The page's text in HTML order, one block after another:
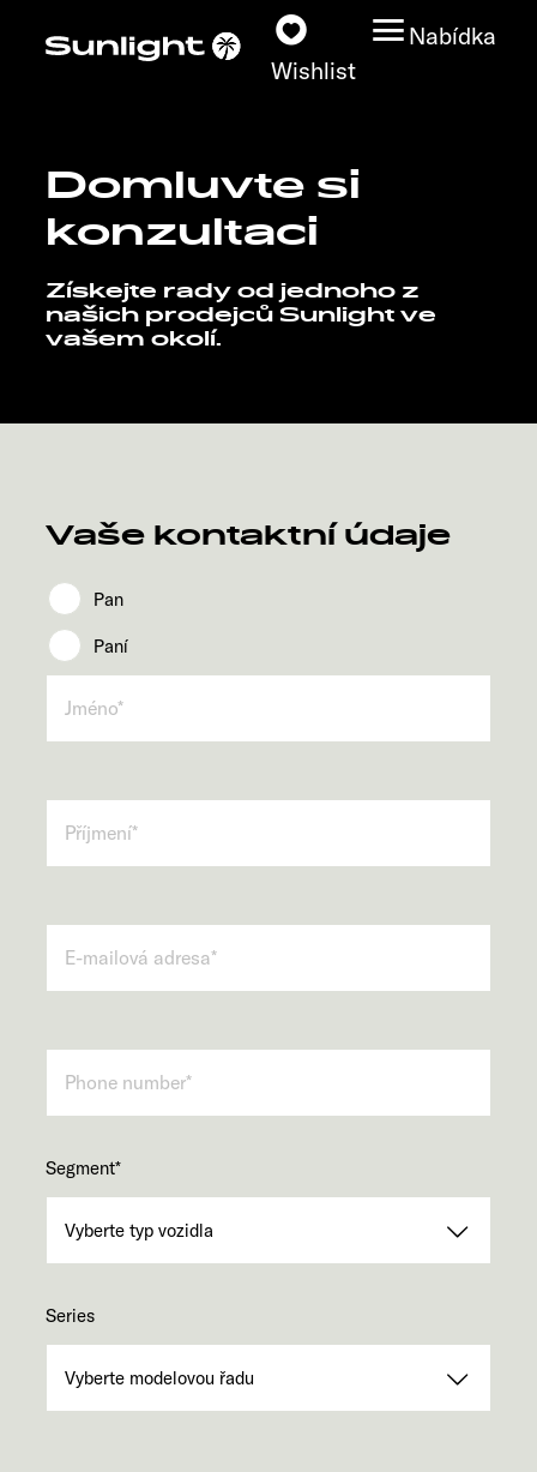
Wishlist
Nabídka
Modely
Vyhledávač prodejců
Domluvte si
konzultaci
Získejte rady od jednoho z
našich prodejců Sunlight ve
vašem okolí.
Vaše kontaktní údaje
Pan
Paní
Segment*
Series